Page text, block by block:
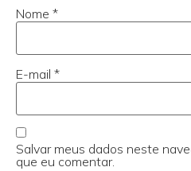
Nome *
E-mail *
Salvar meus dados neste
que eu comentar.